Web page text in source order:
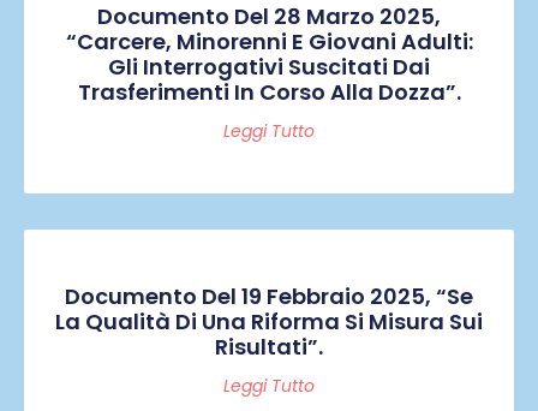
Documento Del 28 Marzo 2025,
“Carcere, Minorenni E Giovani Adulti:
Gli Interrogativi Suscitati Dai
Trasferimenti In Corso Alla Dozza”.
Leggi Tutto
Documento Del 19 Febbraio 2025, “Se
La Qualità Di Una Riforma Si Misura Sui
Risultati”.
Leggi Tutto